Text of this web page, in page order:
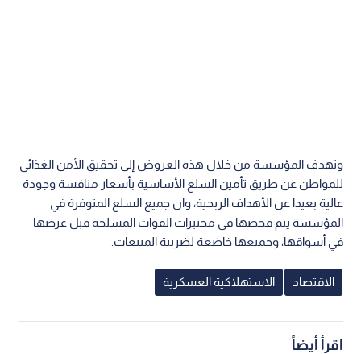
وتهدف المؤسسة من خلال هذه العروض إلى تحقيق الأمن الغذائي
للمواطن عن طريق تأمين السلع الأساسية بأسعار منافسة وجودة
عالية بعيدا عن الأهداف الربحية، وان جميع السلع المتوفرة في
المؤسسة يتم فحصها في مختبرات القوات المسلحة قبل عرضها
في أسواقها، وجميعها خاضعة لضريبة المبيعات.
الاقتصاد الاستهلاكية العسكرية
اقرأ أيضاً